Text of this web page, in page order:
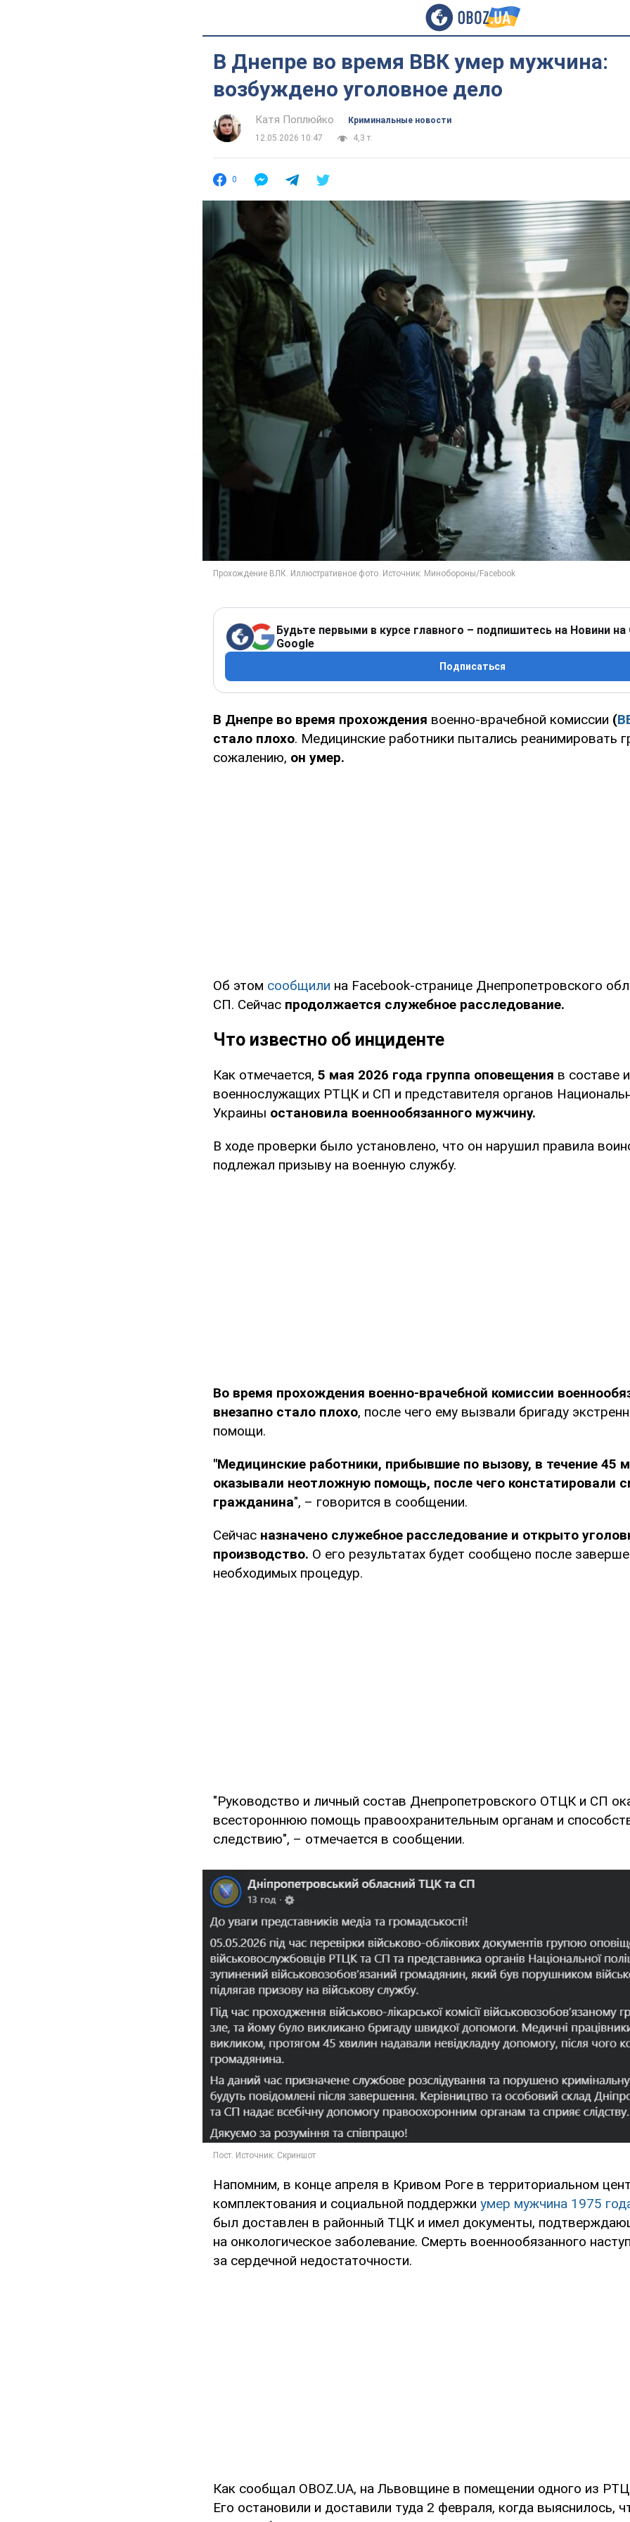
В Днепре во время ВВК умер мужчина:
возбуждено уголовное дело
Катя Поплюйко
Криминальные новости
12.05.2026 10:47
4,3 т.
0
Будьте первыми в курсе главного – подпишитесь на Новини на
Google
Подписаться
В Днепре во время прохождения военно-врачебной комиссии (
стало плохо. Медицинские работники пытались реанимировать
сожалению, он умер.
Об этом сообщили на Facebook-странице Днепропетровского
СП. Сейчас продолжается служебное расследование.
Что известно об инциденте
Как отмечается, 5 мая 2026 года группа оповещения в составе
военнослужащих РТЦК и СП и представителя органов
Украины остановила военнообязанного мужчину.
В ходе проверки было установлено, что он нарушил правила
подлежал призыву на военную службу.
Во время прохождения военно-врачебной комиссии
внезапно стало плохо, после чего ему вызвали бригаду
помощи.
"Медицинские работники, прибывшие по вызову, в течение 45
оказывали неотложную помощь, после чего констатировали
гражданина", – говорится в сообщении.
Сейчас назначено служебное расследование и открыто
производство. О его результатах будет сообщено после
необходимых процедур.
"Руководство и личный состав Днепропетровского ОТЦК и СП
всестороннюю помощь правоохранительным органам и
следствию", – отмечается в сообщении.
Напомним, в конце апреля в Кривом Роге в территориальном
комплектования и социальной поддержки умер мужчина 1975
был доставлен в районный ТЦК и имел документы,
на онкологическое заболевание. Смерть военнообязанного
за сердечной недостаточности.
Как сообщал OBOZ.UA, на Львовщине в помещении одного из
Его остановили и доставили туда 2 февраля, когда выяснилось,